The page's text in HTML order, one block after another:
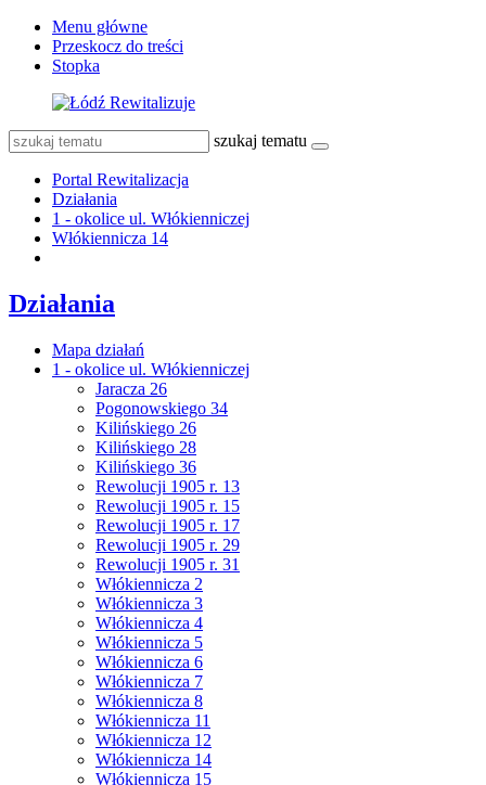
Menu główne
Przeskocz do treści
Stopka
szukaj tematu
Portal Rewitalizacja
Działania
1 - okolice ul. Włókienniczej
Włókiennicza 14
Działania
Mapa działań
1 - okolice ul. Włókienniczej
Jaracza 26
Pogonowskiego 34
Kilińskiego 26
Kilińskiego 28
Kilińskiego 36
Rewolucji 1905 r. 13
Rewolucji 1905 r. 15
Rewolucji 1905 r. 17
Rewolucji 1905 r. 29
Rewolucji 1905 r. 31
Włókiennicza 2
Włókiennicza 3
Włókiennicza 4
Włókiennicza 5
Włókiennicza 6
Włókiennicza 7
Włókiennicza 8
Włókiennicza 11
Włókiennicza 12
Włókiennicza 14
Włókiennicza 15